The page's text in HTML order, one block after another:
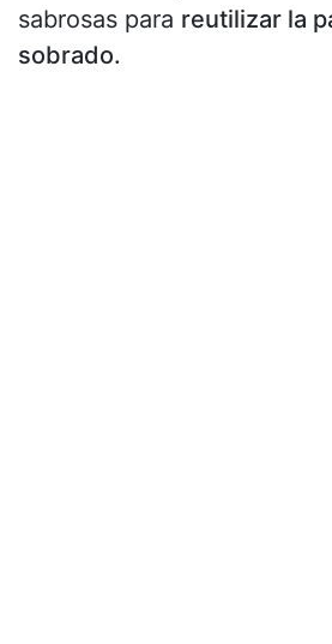
sabrosas para reutilizar la
sobrado.